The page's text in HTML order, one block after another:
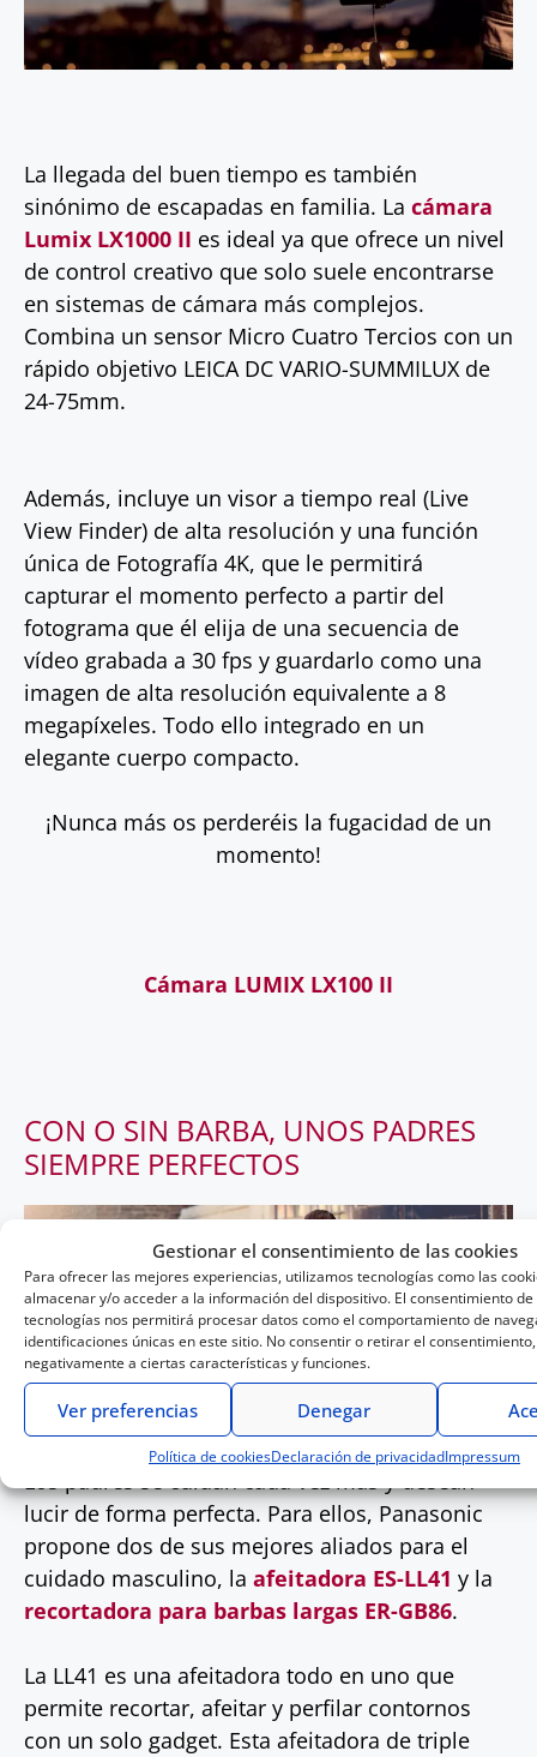
Gestionar el consentimiento de las cookies
Para ofrecer las mejores experiencias, utilizamos tecnologías como las
almacenar y/o acceder a la información del dispositivo. El consentimiento de
tecnologías nos permitirá procesar datos como el comportamiento de
identificaciones únicas en este sitio. No consentir o retirar el
negativamente a ciertas características y funciones.
Denegar
Ver preferencias
Política de cookiesDeclaración de privacidadImpressum
La llegada del buen tiempo es también
sinónimo de escapadas en familia. La cámara
Lumix LX1000 II es ideal ya que ofrece un nivel
de control creativo que solo suele encontrarse
en sistemas de cámara más complejos.
Combina un sensor Micro Cuatro Tercios con un
rápido objetivo LEICA DC VARIO-SUMMILUX de
24-75mm.
Además, incluye un visor a tiempo real (Live
View Finder) de alta resolución y una función
única de Fotografía 4K, que le permitirá
capturar el momento perfecto a partir del
fotograma que él elija de una secuencia de
vídeo grabada a 30 fps y guardarlo como una
imagen de alta resolución equivalente a 8
megapíxeles. Todo ello integrado en un
elegante cuerpo compacto.
¡Nunca más os perderéis la fugacidad de un
momento!
Cámara LUMIX LX100 II
CON O SIN BARBA, UNOS PADRES
SIEMPRE PERFECTOS
Los padres se cuidan cada vez más y desean
lucir de forma perfecta. Para ellos, Panasonic
propone dos de sus mejores aliados para el
cuidado masculino, la afeitadora ES-LL41 y la
recortadora para barbas largas ER-GB86.
La LL41 es una afeitadora todo en uno que
permite recortar, afeitar y perfilar contornos
con un solo gadget. Esta afeitadora de triple